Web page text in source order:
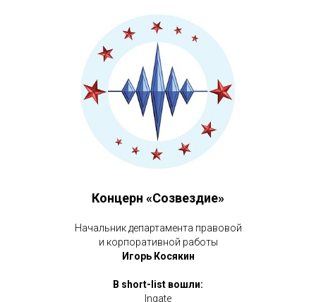
Концерн «Созвездие»
Начальник департамента правовой
и корпоративной работы
Игорь Косякин
В short-list вошли:
Ingate